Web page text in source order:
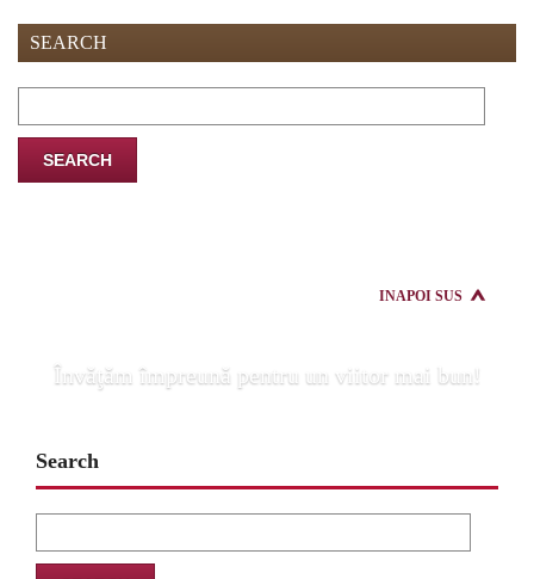
SEARCH
for:
INAPOI SUS
Învăţăm împreună pentru un viitor mai bun!
Search
for: